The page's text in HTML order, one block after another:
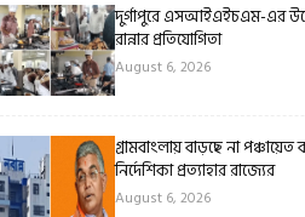
দুর্গাপুরে এসআইএইচএম-এর
রান্নার প্রতিযোগিতা
August 6, 2026
গ্রামবাংলায় বাড়ছে না পঞ্চায়েত
নির্দেশিকা প্রত্যাহার রাজ্যের
August 6, 2026